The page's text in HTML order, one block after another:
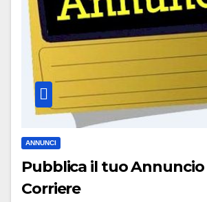
ANNUNCI
Pubblica il tuo Annuncio
Corriere